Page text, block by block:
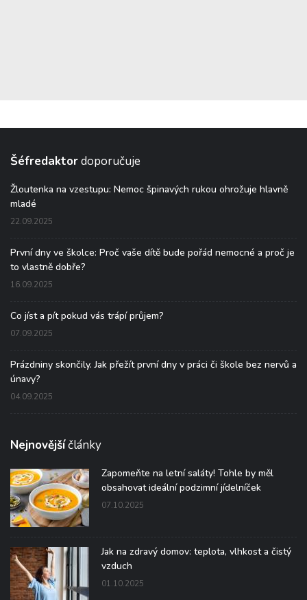
Šéfredaktordoporučuje
Žloutenka na vzestupu: Nemoc špinavých rukou ohrožuje hlavně
mladé
22.09.2025
První dny ve školce: Proč vaše dítě bude pořád nemocné a proč je
to vlastně dobře?
16.09.2025
Co jíst a pít pokud vás trápí průjem?
07.09.2025
Prázdniny skončily. Jak přežít první dny v práci či škole bez nervů a
únavy?
04.09.2025
Nejnovějšíčlánky
Zapomeňte na letní saláty! Tohle by měl
obsahovat ideální podzimní jídelníček
07.10.2025
Jak na zdravý domov: teplota, vlhkost a čistý
vzduch
01.10.2025